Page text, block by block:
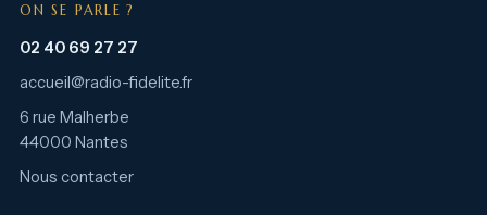
ON SE PARLE ?
02 40 69 27 27
accueil@radio-fidelite.fr
6 rue Malherbe
44000 Nantes
Nous contacter